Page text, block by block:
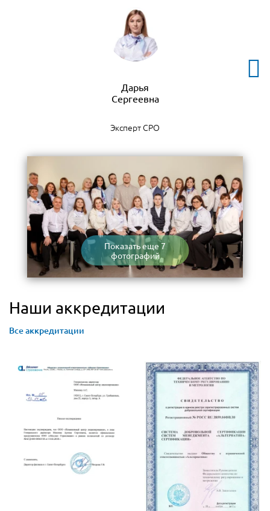
Дарья
Сергеевна
Эксперт СРО
Показать еще 7
фотографий
Наши аккредитации
Все аккредитации